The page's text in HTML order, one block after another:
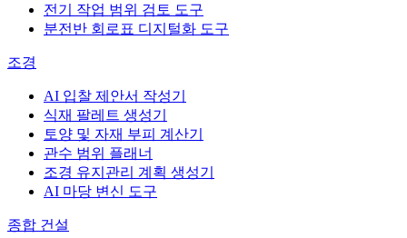
전기 작업 범위 검토 도구
분전반 회로표 디지털화 도구
조경
AI 입찰 제안서 작성기
식재 팔레트 생성기
토양 및 자재 부피 계산기
관수 범위 플래너
조경 유지관리 계획 생성기
AI 마당 변신 도구
종합 건설